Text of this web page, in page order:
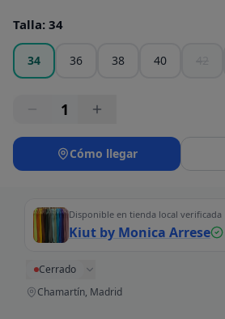
Talla: 34
34 36 38 40
1
Cómo llegar
Disponible en tienda local verificada
Kiut by Monica Arrese
Cerrado
Chamartín, Madrid